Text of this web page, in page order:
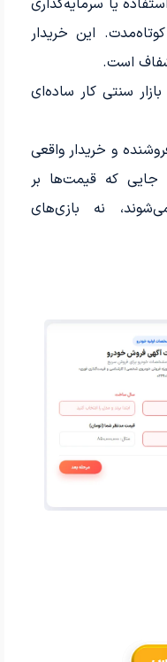
این خریدار
شفاف است.
سنتی کار ساده‌ای
و خریدار واقعی
که قیمت‌ها بر
نه بازی‌های